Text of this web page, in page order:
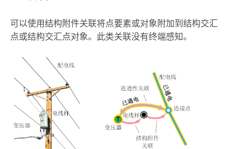
可以使用结构附件关联将点要素或对象附加到结构交汇
点或结构交汇点对象。此类关联没有终端感知。